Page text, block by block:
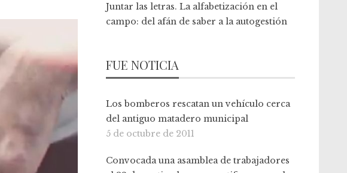
Juntar las letras. La alfabetización en el
campo: del afán de saber a la autogestión
FUE NOTICIA
Los bomberos rescatan un vehículo cerca
del antiguo matadero municipal
5 de octubre de 2011
Convocada una asamblea de trabajadores